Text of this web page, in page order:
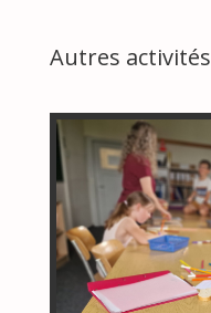
Autres activités